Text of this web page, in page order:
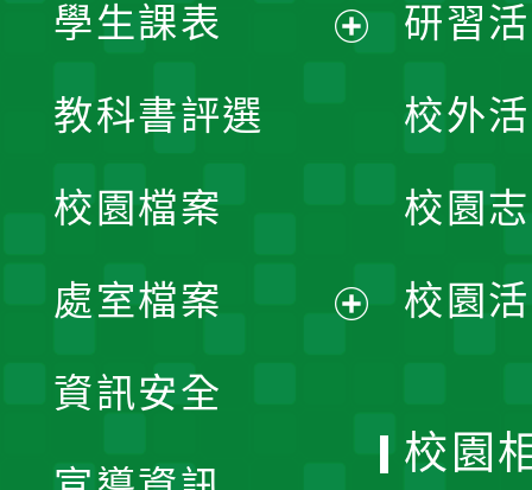
學生課表
單
教科書評選
校園檔案
處室檔案
資訊安全
研習
校外
校園
校園
校園